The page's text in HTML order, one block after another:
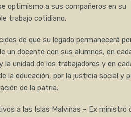
optimismo a sus compañeros en su
trabajo cotidiano.
de que su legado permanecerá
un docente con sus alumnos, en
la unidad de los trabajadores y en
la educación, por la justicia social y
de la patria.
a las Islas Malvinas – Ex ministro